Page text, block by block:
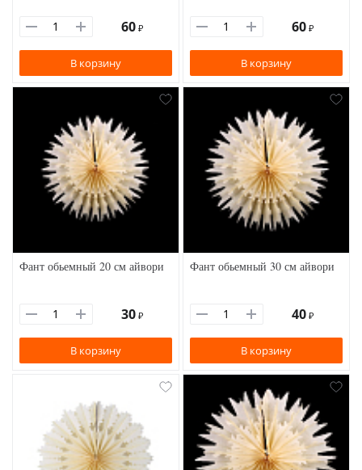
60 ₽
В корзину
60 ₽
В корзину
Фант обьемный 20 см айвори
30 ₽
В корзину
Фант обьемный 30 см айвори
40 ₽
В корзину